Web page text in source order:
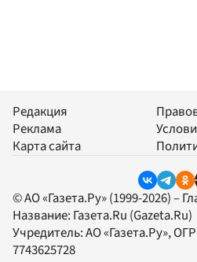
Редакция
Реклама
Карта сайта
© АО «Газета.Ру» (1999-2026) –
Название: Газета.Ru (Gazeta.Ru)
Учредитель:АО «Газета.Ру»,
7743625728